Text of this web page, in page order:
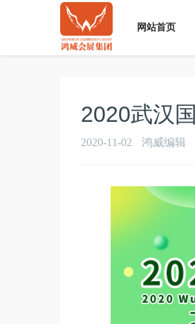
网站首页
2020武汉
2020-11-02 鸿威编辑